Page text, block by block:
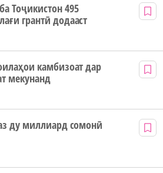
Тоҷикистон 495
грантӣ додааст
камбизоат дар
мекунанд
ду миллиард сомонӣ